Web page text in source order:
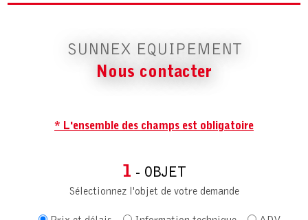
SUNNEX EQUIPEMENT
Nous contacter
* L'ensemble des champs est obligatoire
1 - OBJET
Sélectionnez l'objet de votre demande